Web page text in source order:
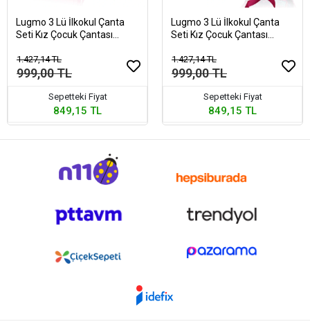
Lugmo 3 Lü İlkokul Çanta
Seti Kız Çocuk Çantası
Pembe
1.427,14 TL
999,00 TL
Sepetteki Fiyat
849,15 TL
Lugmo 3 Lü İlkokul Çanta
Seti Kız Çocuk Çantası
Pembe
1.427,14 TL
999,00 TL
Sepetteki Fiyat
849,15 TL